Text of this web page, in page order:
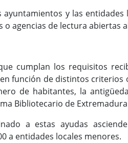
ayuntamientos y las
o agencias de lectura abiertas
cumplan los requisitos
función de distintos
de habitantes, la
Bibliotecario de
a estas ayudas
a entidades locales menores.